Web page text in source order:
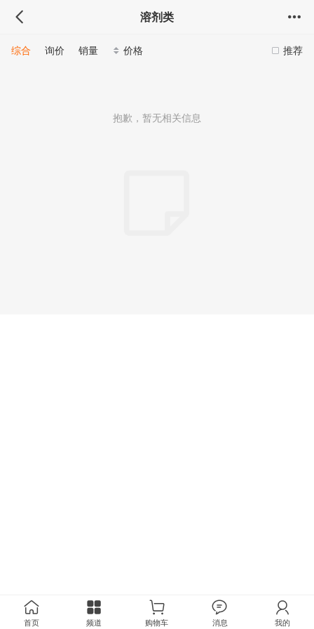
溶剂类
推荐
综合 询价 销量 价格
抱歉，暂无相关信息
首页 频道 购物车 消息 我的